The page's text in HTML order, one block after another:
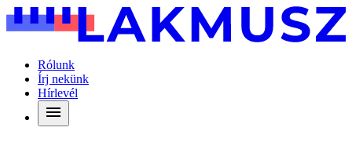
Rólunk
Írj nekünk
Hírlevél